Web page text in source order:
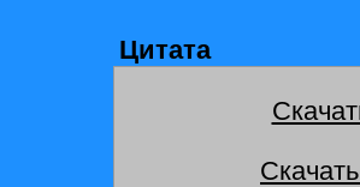
Цитата